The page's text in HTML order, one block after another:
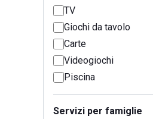
TV
Giochi da tavolo
Carte
Videogiochi
Piscina
Servizi per famiglie